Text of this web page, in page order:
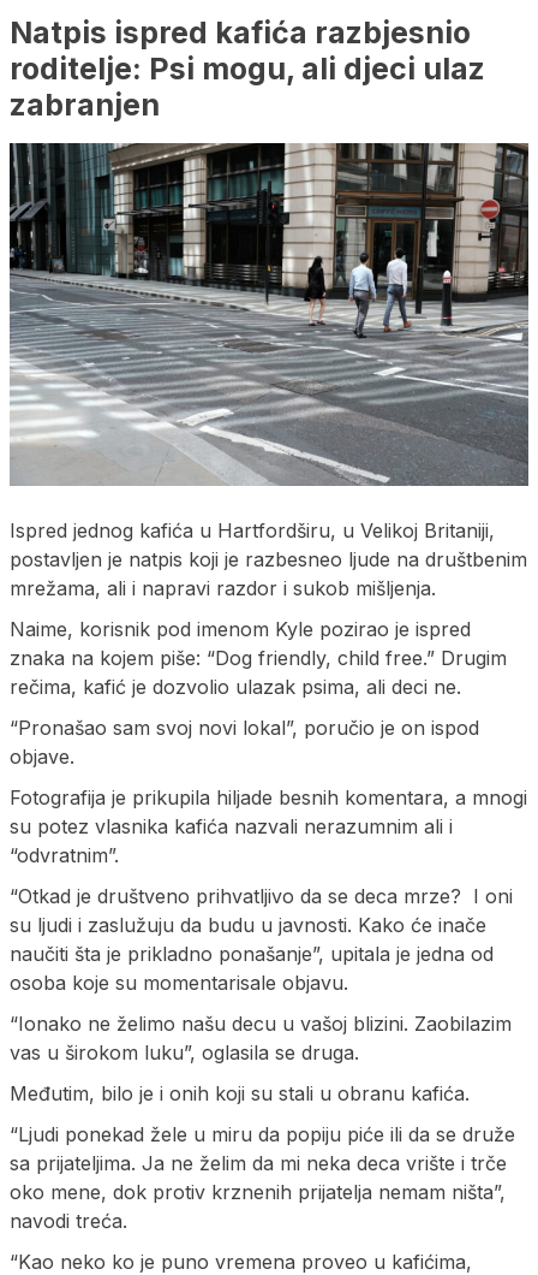
Natpis ispred kafića razbjesnio
roditelje: Psi mogu, ali djeci ulaz
zabranjen
Ispred jednog kafića u Hartfordširu, u Velikoj Britaniji,
postavljen je natpis koji je razbesneo ljude na društbenim
mrežama, ali i napravi razdor i sukob mišljenja.
Naime, korisnik pod imenom Kyle pozirao je ispred
znaka na kojem piše: “Dog friendly, child free.” Drugim
rečima, kafić je dozvolio ulazak psima, ali deci ne.
“Pronašao sam svoj novi lokal”, poručio je on ispod
objave.
Fotografija je prikupila hiljade besnih komentara, a mnogi
su potez vlasnika kafića nazvali nerazumnim ali i
“odvratnim”.
“Otkad je društveno prihvatljivo da se deca mrze? I oni
su ljudi i zaslužuju da budu u javnosti. Kako će inače
naučiti šta je prikladno ponašanje”, upitala je jedna od
osoba koje su momentarisale objavu.
“Ionako ne želimo našu decu u vašoj blizini. Zaobilazim
vas u širokom luku”, oglasila se druga.
Međutim, bilo je i onih koji su stali u obranu kafića.
“Ljudi ponekad žele u miru da popiju piće ili da se druže
sa prijateljima. Ja ne želim da mi neka deca vrište i trče
oko mene, dok protiv krznenih prijatelja nemam ništa”,
navodi treća.
“Kao neko ko je puno vremena proveo u kafićima,